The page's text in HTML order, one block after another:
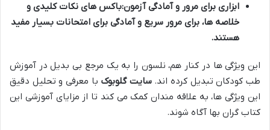
ابزاری برای مرور و آمادگی آزمون:باکس های نکات کلیدی و
خلاصه ها، برای مرور سریع و آمادگی برای امتحانات بسیار مفید
هستند.
این ویژگی ها در کنار هم، نلسون را به یک مرجع بی بدیل در آموزش
طب کودکان تبدیل کرده اند.سایت گلوبوک با معرفی و تحلیل دقیق
این ویژگی ها، به علاقه مندان کمک می کند تا از مزایای آموزشی این
کتاب گران بها آگاه شوند.